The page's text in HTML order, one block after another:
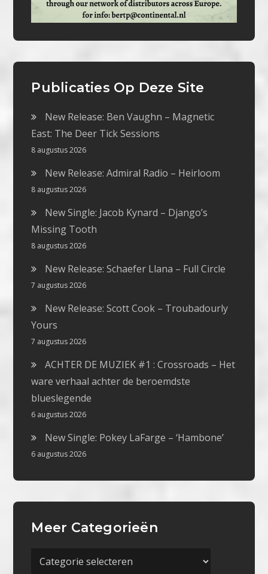
Publicaties Op Deze Site
New Release: Ben Vaughn – Magnetic
East: The Deer Tick Sessions
8 augustus 2026
New Release: Admiral Radio – Heirloom
8 augustus 2026
New Single: Jacob Kynard – Django’s
Missing Tooth
8 augustus 2026
New Release: Schaefer Llana – Full Circle
7 augustus 2026
New Release: Scott Cook – Troubadourly
Yours
7 augustus 2026
ACHTER DE MUZIEK #1 : Crossroads – Het
ware verhaal achter de beroemdste
blueslegende
6 augustus 2026
New Single: Pokey LaFarge – ‘Hambone’
6 augustus 2026
Meer Categorieën
Meer